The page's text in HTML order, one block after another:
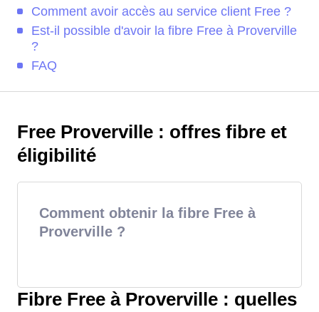
Comment avoir accès au service client Free ?
Est-il possible d'avoir la fibre Free à Proverville
?
FAQ
Free Proverville : offres fibre et
éligibilité
Comment obtenir la fibre Free à
Proverville ?
Fibre Free à Proverville : quelles